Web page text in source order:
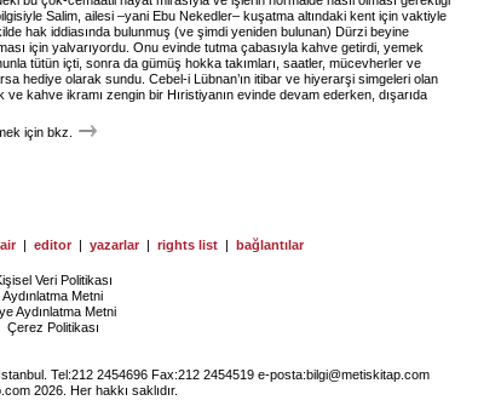
Salim, ailesi –yani Ebu Nekedler– kuşatma altındaki kent için vaktiyle
hak iddiasında bulunmuş (ve şimdi yeniden bulunan) Dürzi beyine
için yalvarıyordu. Onu evinde tutma çabasıyla kahve getirdi, yemek
tütün içti, sonra da gümüş hokka takımları, saatler, mücevherler ve
hediye olarak sundu. Cebel-i Lübnan’ın itibar ve hiyerarşi simgeleri olan
ve kahve ikramı zengin bir Hıristiyanın evinde devam ederken, dışarıda
için bkz.
| editor | yazarlar | rights list | bağlantılar
Veri Politikası
Aydınlatma Metni
Aydınlatma Metni
Çerez Politikası
Tel:212 2454696 Fax:212 2454519 e-posta:bilgi@metiskitap.com
2026. Her hakkı saklıdır.